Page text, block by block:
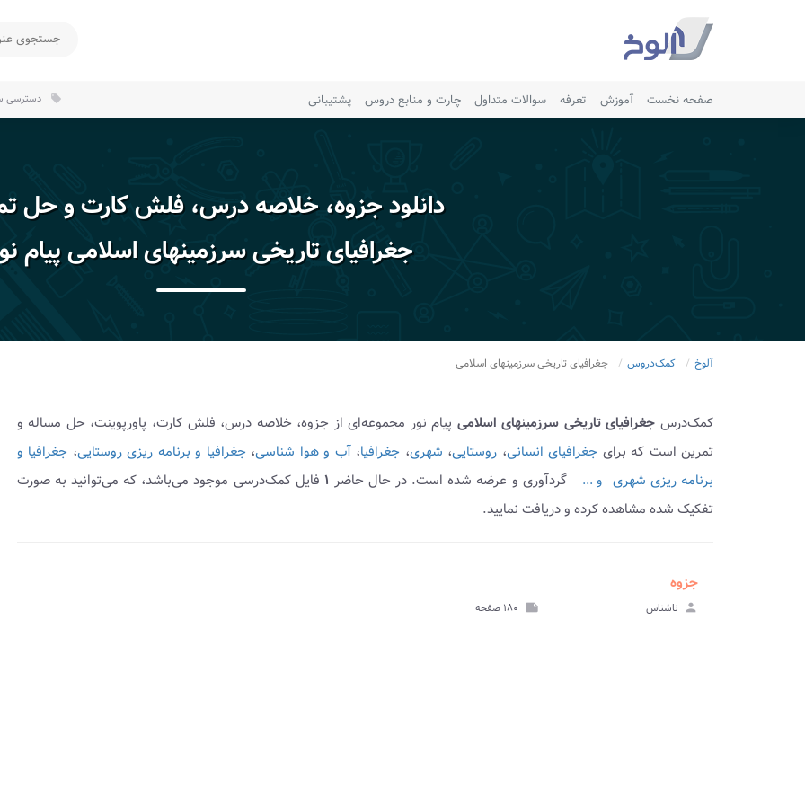
صفحه نخست آموزش تعرفه سوالات متداول چارت و منابع دروس پشتیبانی local_offer دسترسی
دانلود جزوه، خلاصه درس، فلش کارت و حل
جغرافیای تاریخی سرزمینهای اسلامی پیام
آلوخ کمک‌دروس جغرافیای تاریخی سرزمینهای اسلامی
کمک‌درس جغرافیای تاریخی سرزمینهای اسلامی پیام نور مجموعه‌ای از جزوه، خلاصه درس، فلش کارت، پاورپوینت، حل مساله و
تمرین است که برای جغرافیای انسانی، روستایی، شهری، جغرافیا،آب و هوا شناسی،جغرافیا و برنامه ریزی روستایی، جغرافیا و
برنامه ریزی شهری و ... گردآوری و عرضه شده است. در حال حاضر ۱ فایل کمک‌درسی موجود می‌باشد، که می‌توانید به صورت
تفکیک شده مشاهده کرده و دریافت نمایید.
جزوه
person ناشناس note ۱۸۰ صفحه